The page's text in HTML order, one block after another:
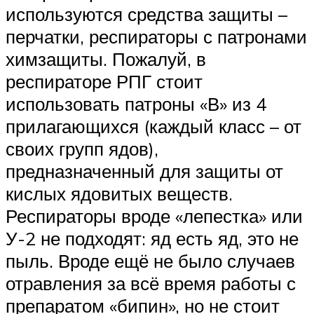
используются средства защиты –
перчатки, респираторы с патронами
химзащиты. Пожалуй, в
респираторе РПГ стоит
использовать патроны «В» из 4
прилагающихся (каждый класс – от
своих групп ядов),
предназначенный для защиты от
кислых ядовитых веществ.
Респираторы вроде «лепестка» или
У-2 не подходят: яд есть яд, это не
пыль. Вроде ещё не было случаев
отравления за всё время работы с
препаратом «бипин», но не стоит